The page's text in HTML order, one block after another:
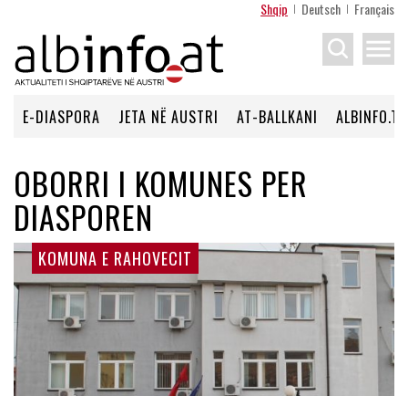
Shqip Deutsch Français
menu
E-DIASPORA JETA NË AUSTRI AT-BALLKANI ALBINFO.TV
OBORRI I KOMUNES PER
DIASPOREN
KOMUNA E RAHOVECIT